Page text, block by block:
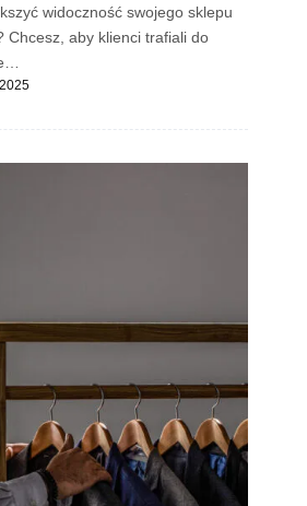
widoczność swojego sklepu
Chcesz, aby klienci trafiali do